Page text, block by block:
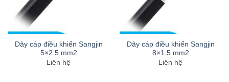
Dây cáp điều khiển Sangjin
5×2.5 mm2
Liên hệ
Dây cáp điều khiển Sangjin
8×1.5 mm2
Liên hệ